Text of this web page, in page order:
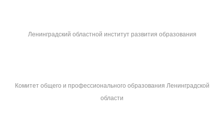
Ленинградский областной институт развития образования
Комитет общего и профессионального образования Ленинградской
области